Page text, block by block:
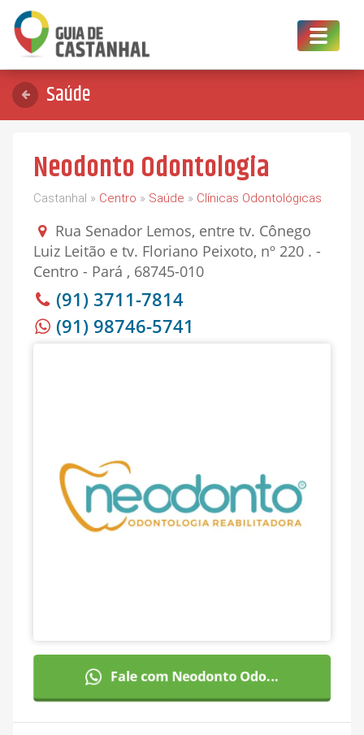
Toggle
Saúde
Neodonto Odontologia
Castanhal » Centro » Saúde » Clínicas Odontológicas
Rua Senador Lemos, entre tv. Cônego
Luiz Leitão e tv. Floriano Peixoto, nº 220 . -
Centro - Pará , 68745-010
(91) 3711-7814
(91) 98746-5741
Fale com Neodonto Odo...